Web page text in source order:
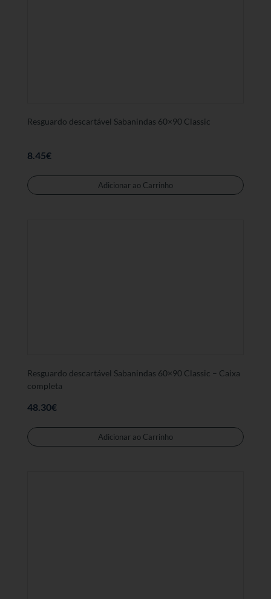
Resguardo descartável Sabanindas 60×90 Classic
8.45€
Adicionar ao Carrinho
Resguardo descartável Sabanindas 60×90 Classic – Caixa
completa
48.30€
Adicionar ao Carrinho